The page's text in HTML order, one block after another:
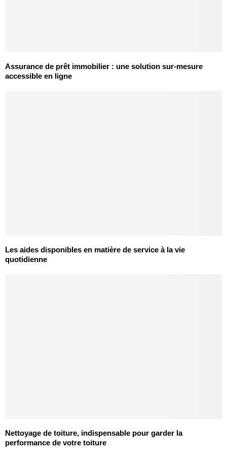
Assurance de prêt immobilier : une solution sur-mesure
accessible en ligne
Les aides disponibles en matière de service à la vie
quotidienne
Nettoyage de toiture, indispensable pour garder la
performance de votre toiture